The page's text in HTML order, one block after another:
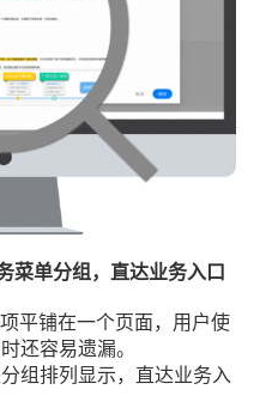
菜单分组，直达业务入口
平铺在一个页面，用户使
还容易遗漏。
组排列显示，直达业务入